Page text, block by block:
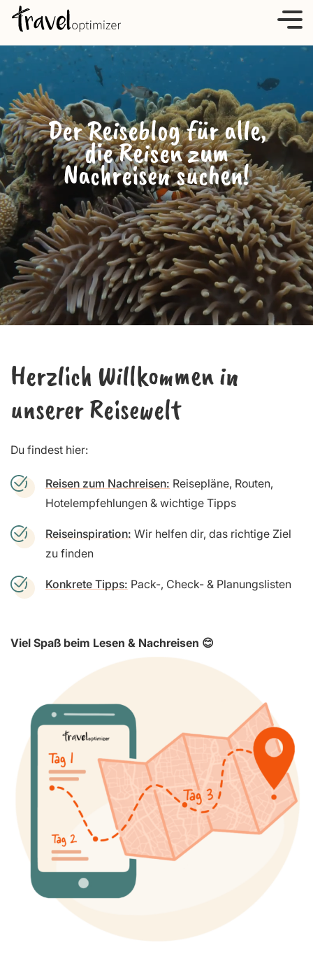
i
p
o
c
o
n
t
e
n
t
Der Reiseblog für alle,
die Reisen zum
Nachreisen suchen!
Herzlich Willkommen in
unserer Reisewelt
Du findest hier:
Reisen zum Nachreisen: Reisepläne, Routen,
Hotelempfehlungen & wichtige Tipps
Reiseinspiration: Wir helfen dir, das richtige Ziel
zu finden
Konkrete Tipps: Pack-, Check- & Planungslisten
Viel Spaß beim Lesen & Nachreisen 😊